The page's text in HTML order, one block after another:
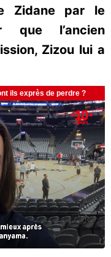
Zidane par le
que l’ancien
Zizou lui a